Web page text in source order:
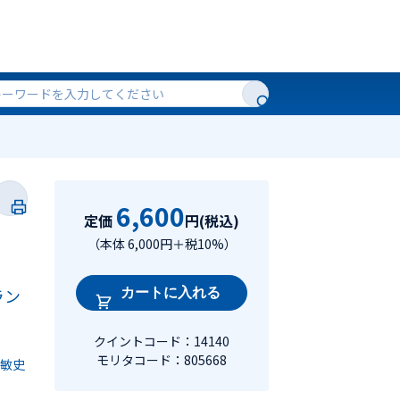
史
定価 6,600円(税込)
（本体 6,000円＋税10%）
カートに入れる
クイントコード：14140
モリタコード：805668